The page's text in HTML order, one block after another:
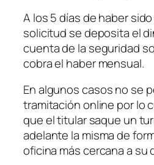
A los 5 días de haber
solicitud se deposita el
cuenta de la seguridad
cobra el haber mensual.
En algunos casos no se
tramitación online por lo
que el titular saque un
adelante la misma de
oficina más cercana a su